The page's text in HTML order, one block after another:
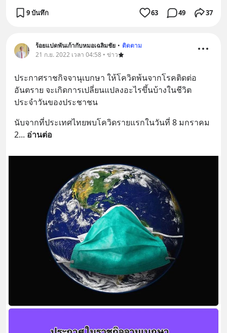
9 บันทึก 63 49 37
ร้อยแปดพันเก้ากับหมอเฉลิมชัย • ติดตาม
21 ก.ย. 2022 เวลา 04:58 • ข่าว
ประกาศราชกิจจานุเบกษา ให้โควิดพ้นจากโรคติดต่อ
อันตราย จะเกิดการเปลี่ยนแปลงอะไรขึ้นบ้างในชีวิต
ประจำวันของประชาชน
นับจากที่ประเทศไทยพบโควิดรายแรกในวันที่ 8 มกราคม
2... อ่านต่อ